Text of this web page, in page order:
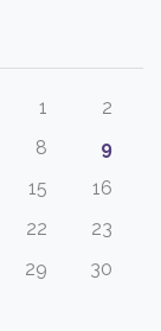
1
2
8
9
15
16
22
23
29
30